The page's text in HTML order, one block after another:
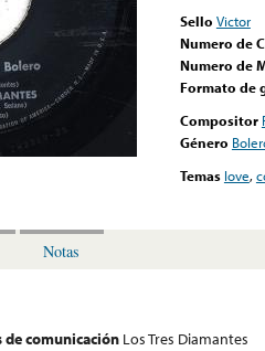
Sello Victor
Numero de
Numero de
Formato de
Compositor
Género
Temas love,
Notas
de comunicación Los Tres Diamantes